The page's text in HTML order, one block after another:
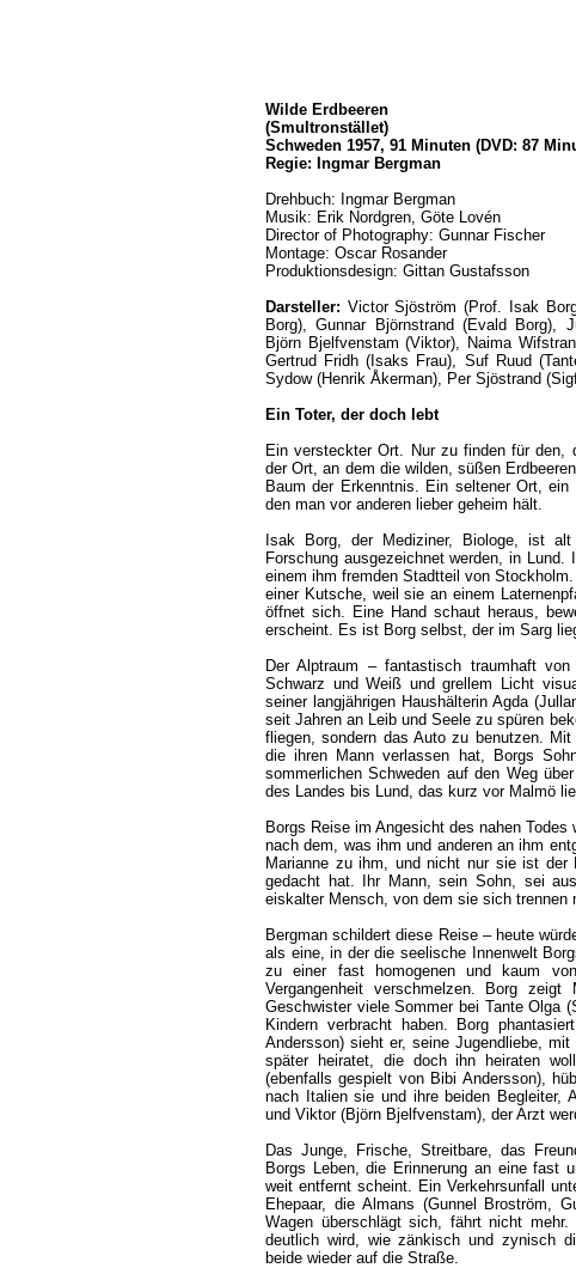
Wilde Erdbeeren
(Smultronstället)
Schweden 1957, 91 Minuten (DVD: 87
Regie: Ingmar Bergman
Drehbuch: Ingmar Bergman
Musik: Erik Nordgren, Göte Lovén
Director of Photography: Gunnar Fischer
Montage: Oscar Rosander
Produktionsdesign: Gittan Gustafsson
Darsteller: Victor Sjöström (Prof. Isak
Borg), Gunnar Björnstrand (Evald Borg),
Björn Bjelfvenstam (Viktor), Naima
Gertrud Fridh (Isaks Frau), Suf Ruud
Sydow (Henrik Åkerman), Per Sjöstrand
Ein Toter, der doch lebt
Ein versteckter Ort. Nur zu finden für
der Ort, an dem die wilden, süßen
Baum der Erkenntnis. Ein seltener Ort,
den man vor anderen lieber geheim hält.
Isak Borg, der Mediziner, Biologe, ist
Forschung ausgezeichnet werden, in
einem ihm fremden Stadtteil von
einer Kutsche, weil sie an einem
öffnet sich. Eine Hand schaut heraus,
erscheint. Es ist Borg selbst, der im Sarg
Der Alptraum – fantastisch traumhaft
Schwarz und Weiß und grellem Licht
seiner langjährigen Haushälterin Agda
seit Jahren an Leib und Seele zu spüren
fliegen, sondern das Auto zu benutzen.
die ihren Mann verlassen hat, Borgs
sommerlichen Schweden auf den Weg
des Landes bis Lund, das kurz vor Malmö
Borgs Reise im Angesicht des nahen
nach dem, was ihm und anderen an ihm
Marianne zu ihm, und nicht nur sie ist
gedacht hat. Ihr Mann, sein Sohn, sei
eiskalter Mensch, von dem sie sich trennen
Bergman schildert diese Reise – heute
als eine, in der die seelische Innenwelt
zu einer fast homogenen und kaum
Vergangenheit verschmelzen. Borg
Geschwister viele Sommer bei Tante Olga
Kindern verbracht haben. Borg
Andersson) sieht er, seine Jugendliebe,
später heiratet, die doch ihn heiraten
(ebenfalls gespielt von Bibi Andersson),
nach Italien sie und ihre beiden Begleiter,
und Viktor (Björn Bjelfvenstam), der Arzt
Das Junge, Frische, Streitbare, das
Borgs Leben, die Erinnerung an eine fast
weit entfernt scheint. Ein Verkehrsunfall
Ehepaar, die Almans (Gunnel Broström,
Wagen überschlägt sich, fährt nicht
deutlich wird, wie zänkisch und zynisch
beide wieder auf die Straße.